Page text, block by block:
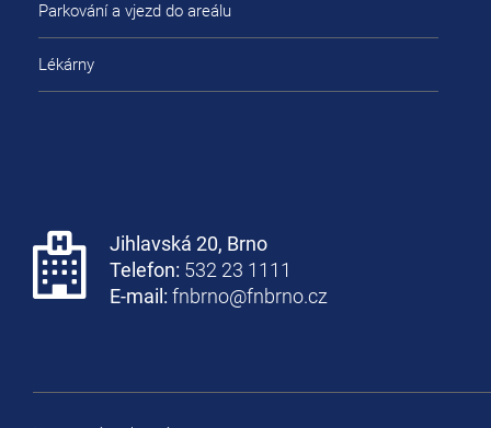
Parkování a vjezd do areálu
Lékárny
Jihlavská 20, Brno
Telefon: 532 23 1111
E-mail: fnbrno@fnbrno.cz